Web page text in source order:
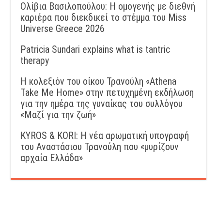
Ολίβια Βασιλοπούλου: Η ομογενής με διεθνή
καριέρα που διεκδικεί το στέμμα του Miss
Universe Greece 2026
Patricia Sundari explains what is tantric
therapy
Η κολεξιόν του οίκου Τρανούλη «Athena
Take Me Home» στην πετυχημένη εκδήλωση
για την ημέρα της γυναίκας του συλλόγου
«Μαζί για την ζωή»
KYROS & KORI: Η νέα αρωματική υπογραφή
του Αναστάσιου Τρανούλη που «μυρίζουν
αρχαία Ελλάδα»